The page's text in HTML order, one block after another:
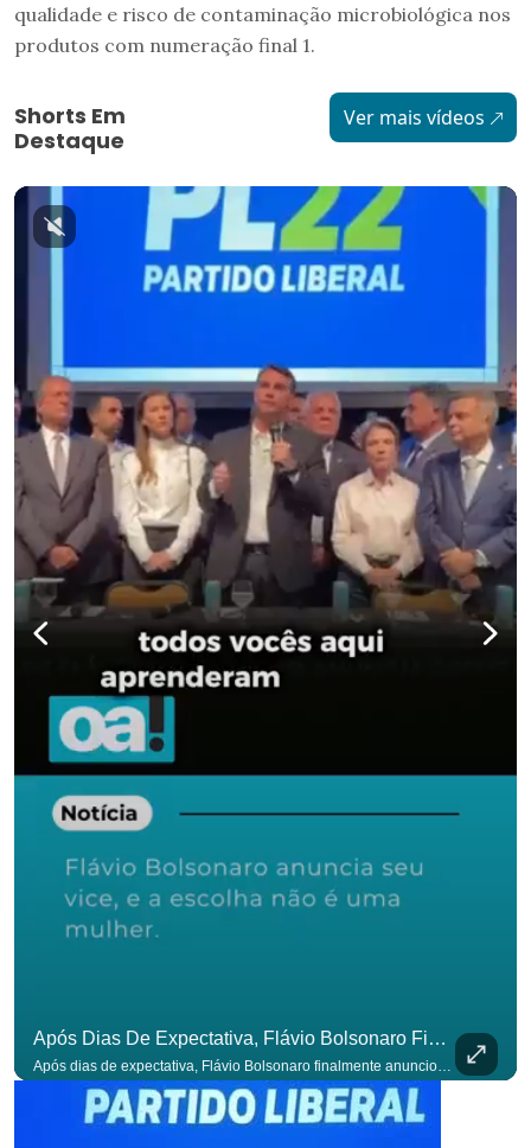
qualidade e risco de contaminação microbiológica nos
produtos com numeração final 1.
Shorts Em
Destaque
Ver mais vídeos
Após Dias De Expectativa, Flávio Bolsonaro Finalmente Anunciou Seu Vice. #OAntagonista